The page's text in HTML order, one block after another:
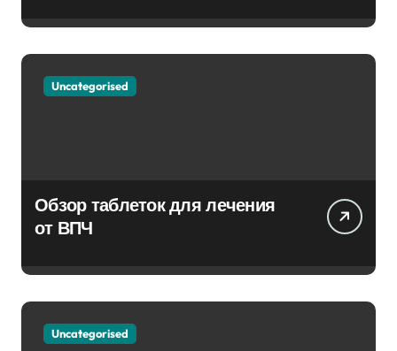
Uncategorised
Обзор таблеток для лечения
от ВПЧ
Uncategorised